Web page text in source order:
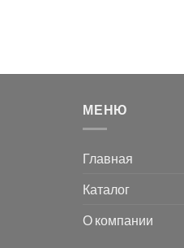
МЕНЮ
Главная
Каталог
О компании